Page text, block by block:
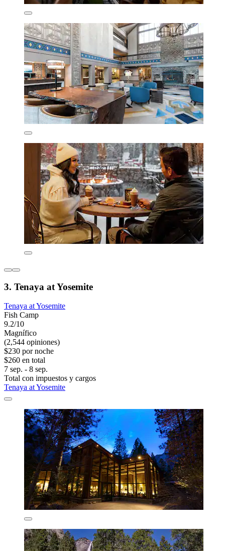
3. Tenaya at Yosemite
Tenaya at Yosemite
Fish Camp
9.2/10
Magnífico
(2,544 opiniones)
$230 por noche
$260 en total
7 sep. - 8 sep.
Total con impuestos y cargos
Tenaya at Yosemite